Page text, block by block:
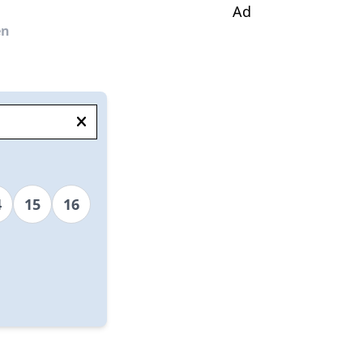
Ad
15
16